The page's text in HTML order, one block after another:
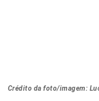
Crédito da foto/imagem: